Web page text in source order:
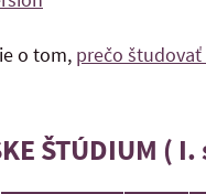
o tom, prečo študovať
ŠTÚDIUM (